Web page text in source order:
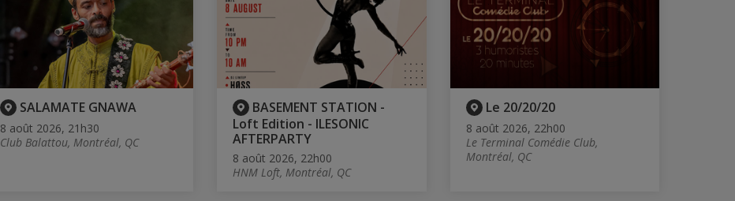
SALAMATE GNAWA
8 août 2026, 21h30
Club Balattou, Montréal, QC
BASEMENT STATION -
Loft Edition - ILESONIC
AFTERPARTY
8 août 2026, 22h00
HNM Loft, Montréal, QC
Le 20/20/20
8 août 2026, 22h00
Le Terminal Comédie Club,
Montréal, QC